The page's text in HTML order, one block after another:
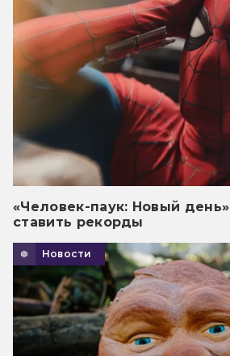
«Человек-паук: Новый
ставить рекорды
Новости